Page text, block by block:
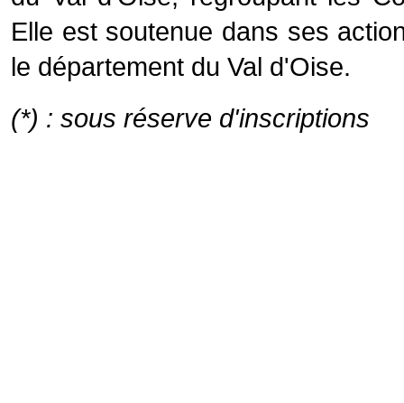
Elle est soutenue dans ses
le département du Val d'Oise.
(*) : sous réserve d'inscriptions